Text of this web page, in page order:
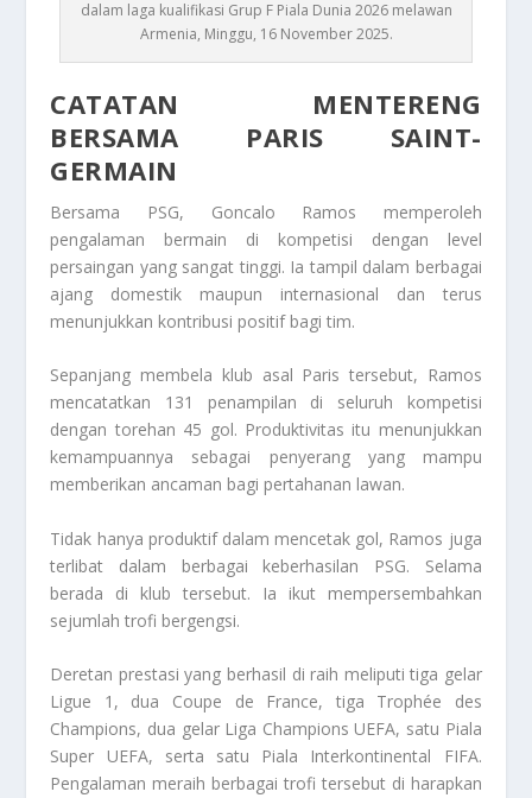
dalam laga kualifikasi Grup F Piala Dunia 2026 melawan
Armenia, Minggu, 16 November 2025.
CATATAN MENTERENG
BERSAMA PARIS SAINT-
GERMAIN
Bersama PSG, Goncalo Ramos memperoleh
pengalaman bermain di kompetisi dengan level
persaingan yang sangat tinggi. Ia tampil dalam berbagai
ajang domestik maupun internasional dan terus
menunjukkan kontribusi positif bagi tim.
Sepanjang membela klub asal Paris tersebut, Ramos
mencatatkan 131 penampilan di seluruh kompetisi
dengan torehan 45 gol. Produktivitas itu menunjukkan
kemampuannya sebagai penyerang yang mampu
memberikan ancaman bagi pertahanan lawan.
Tidak hanya produktif dalam mencetak gol, Ramos juga
terlibat dalam berbagai keberhasilan PSG. Selama
berada di klub tersebut. Ia ikut mempersembahkan
sejumlah trofi bergengsi.
Deretan prestasi yang berhasil di raih meliputi tiga gelar
Ligue 1, dua Coupe de France, tiga Trophée des
Champions, dua gelar Liga Champions UEFA, satu Piala
Super UEFA, serta satu Piala Interkontinental FIFA.
Pengalaman meraih berbagai trofi tersebut di harapkan